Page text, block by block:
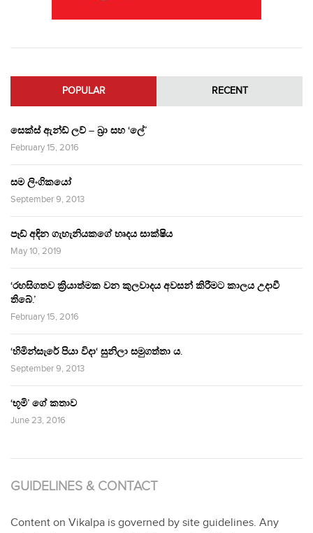
POPULAR RECENT
සෙක්ස් ඇන්ඩ් ලව් – බ්‍රා සහ ‘ලේ’
February 15, 2016
සම ලිංගිකයෝ
September 9, 2013
පෑඩ් අඳින ගැහැනියකගේ හෘදය සාක්ෂිය
May 10, 2019
‘රහසිගතව ක්‍රියාත්මක වන කුලවාදය අවසන් කිරීමට කාලය උදාවී
තිබේ.’
February 15, 2016
‘හිමින්සැරේ පියා විදා‘ සුනිලා සමුගත්තා ය.
September 9, 2013
‘භූමි’ ගේ කතාව
June 23, 2016
GUIDELINES & CONTACT
Content on Vikalpa is governed by site guidelines. Any